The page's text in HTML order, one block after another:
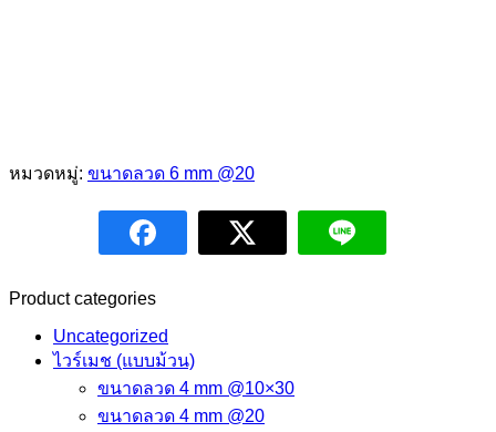
หมวดหมู่: ขนาดลวด 6 mm @20
Product categories
Uncategorized
ไวร์เมช (แบบม้วน)
ขนาดลวด 4 mm @10×30
ขนาดลวด 4 mm @20